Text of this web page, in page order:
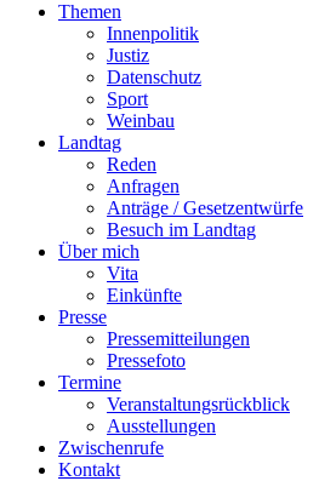
Themen
Innenpolitik
Justiz
Datenschutz
Sport
Weinbau
Landtag
Reden
Anfragen
Anträge / Gesetzentwürfe
Besuch im Landtag
Über mich
Vita
Einkünfte
Presse
Pressemitteilungen
Pressefoto
Termine
Veranstaltungsrückblick
Ausstellungen
Zwischenrufe
Kontakt